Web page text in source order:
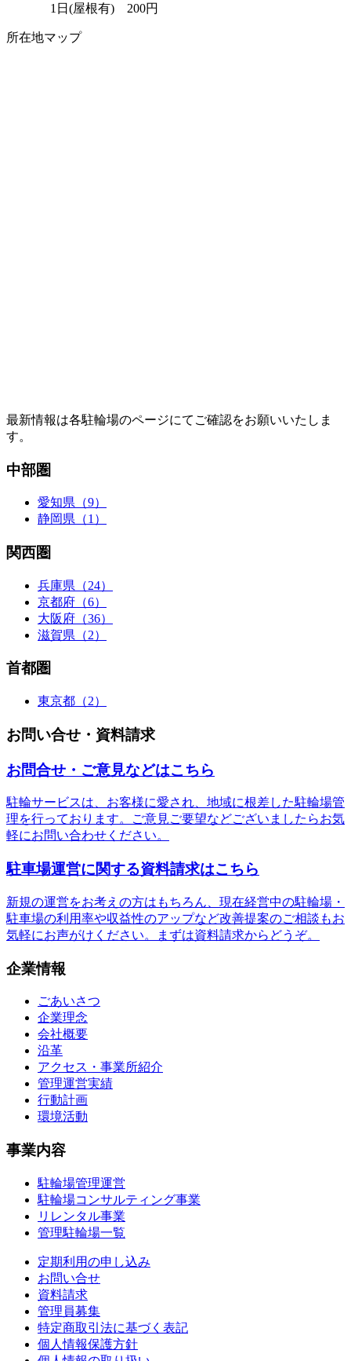
1日(屋根有) 200円
所在地マップ
最新情報は各駐輪場のページにてご確認をお願いいたしま
す。
中部圏
愛知県（9）
静岡県（1）
関西圏
兵庫県（24）
京都府（6）
大阪府（36）
滋賀県（2）
首都圏
東京都（2）
お問い合せ・資料請求
お問合せ・ご意見などはこちら
駐輪サービスは、お客様に愛され、地域に根差した駐輪場管
理を行っております。ご意見ご要望などございましたらお気
軽にお問い合わせください。
駐車場運営に関する資料請求はこちら
新規の運営をお考えの方はもちろん、現在経営中の駐輪場・
駐車場の利用率や収益性のアップなど改善提案のご相談もお
気軽にお声がけください。まずは資料請求からどうぞ。
企業情報
ごあいさつ
企業理念
会社概要
沿革
アクセス・事業所紹介
管理運営実績
行動計画
環境活動
事業内容
駐輪場管理運営
駐輪場コンサルティング事業
リレンタル事業
管理駐輪場一覧
定期利用の申し込み
お問い合せ
資料請求
管理員募集
特定商取引法に基づく表記
個人情報保護方針